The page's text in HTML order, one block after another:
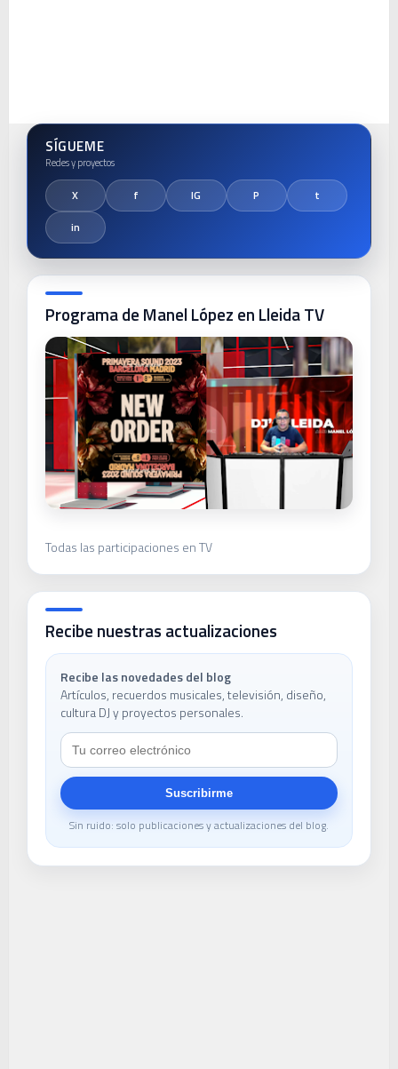
SÍGUEME
Programa de Manel López en Lleida TV
Todas las participaciones en TV
Recibe nuestras actualizaciones
Recibe las novedades del blog
Artículos, recuerdos musicales, televisión, diseño,
cultura DJ y proyectos personales.
Suscribirme
Sin ruido: solo publicaciones y actualizaciones del blog.